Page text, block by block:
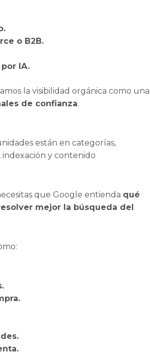
o B2B.
IA.
la visibilidad orgánica como una
de confianza.
están en categorías,
y contenido
que Google entienda qué
mejor la búsqueda del